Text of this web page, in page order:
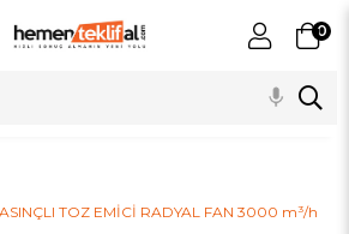
0
TOZ EMİCİ RADYAL FAN 3000 m³/h